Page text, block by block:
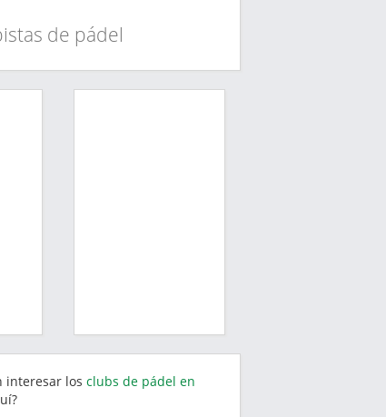
de pádel
interesar los clubs de pádel en